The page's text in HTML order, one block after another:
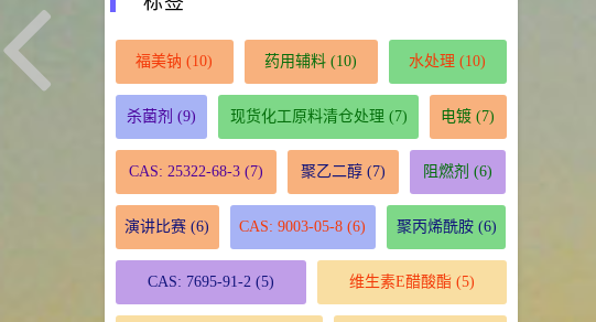
福美钠 (10) 药用辅料 (10) 水处理 (10)
杀菌剂 (9) 现货化工原料清仓处理 (7) 电镀 (7)
CAS: 25322-68-3(7) 聚乙二醇(7) 阻燃剂 (6)
演讲比赛 (6) CAS: 9003-05-8 (6) 聚丙烯酰胺(6)
CAS: 7695-91-2 (5) 维生素E醋酸酯(5)